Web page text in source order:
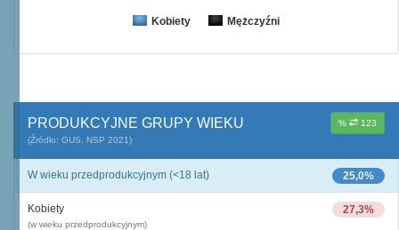
Kobiety Mężczyźni
% 123
PRODUKCYJNE GRUPY WIEKU
(Źródło: GUS, NSP 2021)
25,0%
W wieku przedprodukcyjnym (<18 lat)
27,3%
Kobiety
(w wieku przedprodukcyjnym)